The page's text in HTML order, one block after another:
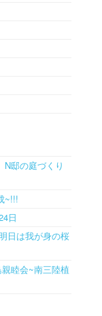
N邸の庭づくり
~!!!
日
日は我が身の桜
睦会~南三陸植